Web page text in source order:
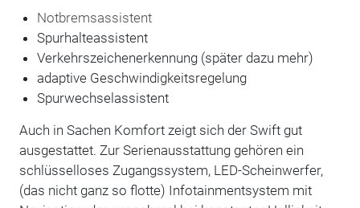
Notbremsassistent
Spurhalteassistent
Verkehrszeichenerkennung (später dazu mehr)
adaptive Geschwindigkeitsregelung
Spurwechselassistent
Auch in Sachen Komfort zeigt sich der Swift gut
ausgestattet. Zur Serienausstattung gehören ein
schlüsselloses Zugangssystem, LED-Scheinwerfer,
(das nicht ganz so flotte) Infotainmentsystem mit